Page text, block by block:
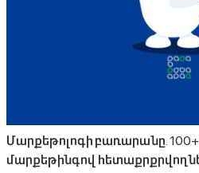
Մարքեթոլոգի բառարանը.
մարքեթինգով